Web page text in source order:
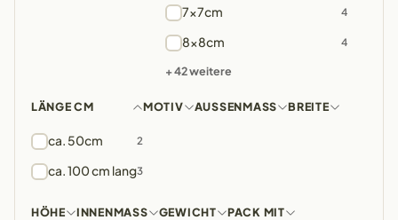
7x7cm 4
8x8cm 4
+ 42 weitere
LÄNGE CM
ca. 50cm 2
ca. 100 cm lang3
MOTIV AUSSENMASS BREITE
HÖHE INNENMASS GEWICHT PACK MIT